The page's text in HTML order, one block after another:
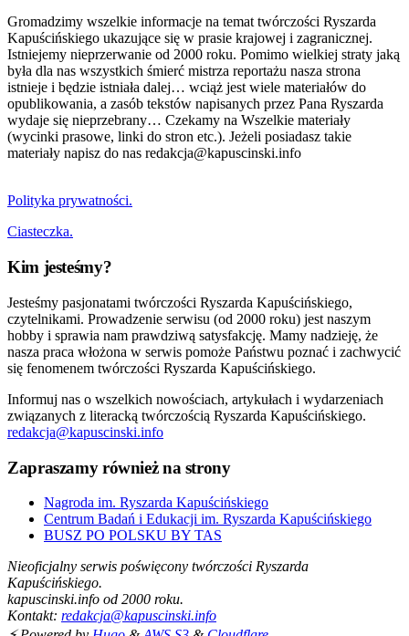
Gromadzimy wszelkie informacje na temat twórczości Ryszarda
Kapuścińskiego ukazujące się w prasie krajowej i zagranicznej.
Istniejemy nieprzerwanie od 2000 roku. Pomimo wielkiej straty jaką
była dla nas wszystkich śmierć mistrza reportażu nasza strona
istnieje i będzie istniała dalej… wciąż jest wiele materiałów do
opublikowania, a zasób tekstów napisanych przez Pana Ryszarda
wydaje się nieprzebrany… Czekamy na Wszelkie materiały
(wycinki prasowe, linki do stron etc.). Jeżeli posiadasz takie
materiały napisz do nas redakcja@kapuscinski.info
Polityka prywatności.
Ciasteczka.
Kim jesteśmy?
Jesteśmy pasjonatami twórczości Ryszarda Kapuścińskiego,
czytelnikami. Prowadzenie serwisu (od 2000 roku) jest naszym
hobby i sprawia nam prawdziwą satysfakcję. Mamy nadzieję, że
nasza praca włożona w serwis pomoże Państwu poznać i zachwycić
się fenomenem twórczości Ryszarda Kapuścińskiego.
Informuj nas o wszelkich nowościach, artykułach i wydarzeniach
związanych z literacką twórczością Ryszarda Kapuścińskiego.
redakcja@kapuscinski.info
Zapraszamy również na strony
Nagroda im. Ryszarda Kapuścińskiego
Centrum Badań i Edukacji im. Ryszarda Kapuścińskiego
BUSZ PO POLSKU BY TAS
Nieoficjalny serwis poświęcony twórczości Ryszarda
Kapuścińskiego.
kapuscinski.info od 2000 roku.
Kontakt: redakcja@kapuscinski.info